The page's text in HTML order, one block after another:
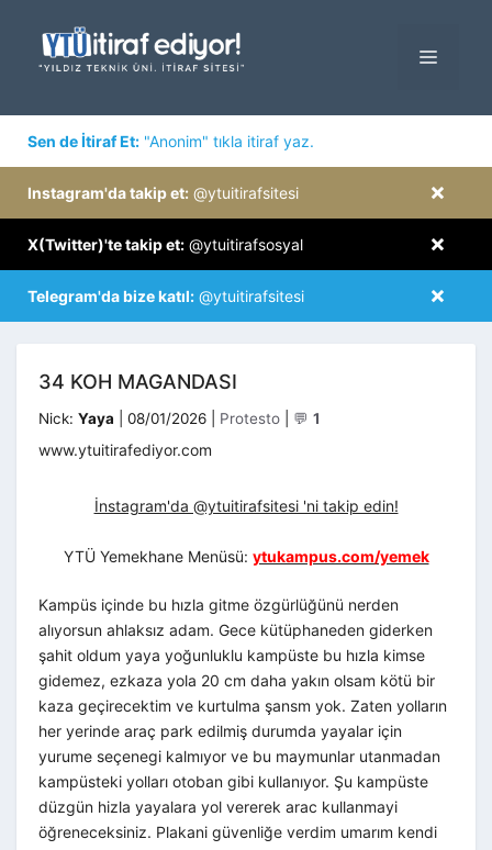
MENÜ
Sen de İtiraf Et: "Anonim" tıkla itiraf yaz.
×
Instagram'da takip et: @ytuitirafsitesi
×
X(Twitter)'te takip et: @ytuitirafsosyal
×
Telegram'da bize katıl: @ytuitirafsitesi
34 KOH MAGANDASI
Nick: Yaya 08/01/2026 Kategoriler
Protesto 💬 1
www.ytuitirafediyor.com
İnstagram'da @ytuitirafsitesi 'ni takip edin!
YTÜ Yemekhane Menüsü: ytukampus.com/yemek
Kampüs içinde bu hızla gitme özgürlüğünü nerden
alıyorsun ahlaksız adam. Gece kütüphaneden giderken
şahit oldum yaya yoğunluklu kampüste bu hızla kimse
gidemez, ezkaza yola 20 cm daha yakın olsam kötü bir
kaza geçirecektim ve kurtulma şansm yok. Zaten yolların
her yerinde araç park edilmiş durumda yayalar için
yurume seçenegi kalmıyor ve bu maymunlar utanmadan
kampüsteki yolları otoban gibi kullanıyor. Şu kampüste
düzgün hizla yayalara yol vererek arac kullanmayi
öğreneceksiniz. Plakani güvenliğe verdim umarım kendi